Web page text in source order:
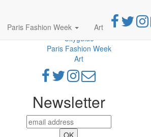
Paris Fashion Week Art
Parties
Cityguide
Paris Fashion Week
Art
Newsletter